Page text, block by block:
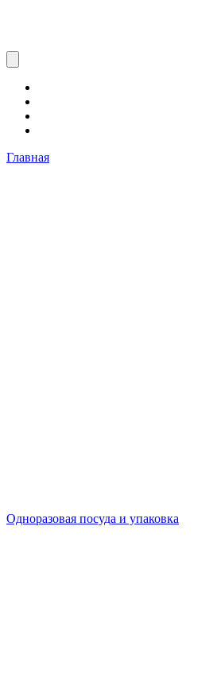
Главная
Одноразовая посуда и упаковка